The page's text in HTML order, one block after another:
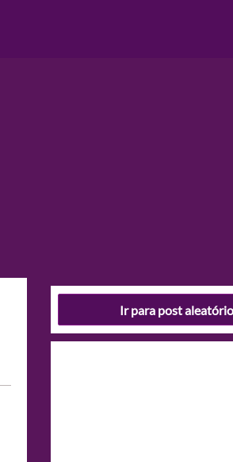
Ir para post aleatório